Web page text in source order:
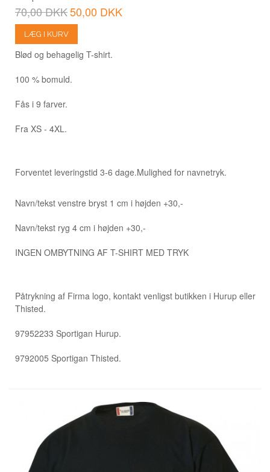
70,00 DKK50,00 DKK
LÆG I KURV
Blød og behagelig T-shirt.
100 % bomuld.
Fås i 9 farver.
Fra XS - 4XL.
Mulighed for navnetryk.
Forventet leveringstid 3-6 dage.
Navn/tekst venstre bryst 1 cm i højden +30,-
Navn/tekst ryg 4 cm i højden +30,-
INGEN OMBYTNING AF T-SHIRT MED TRYK
Påtrykning af Firma logo, kontakt venligst butikken i Hurup eller
Thisted.
97952233 Sportigan Hurup.
9792005 Sportigan Thisted.